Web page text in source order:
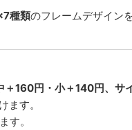
種類のフレームデザイン
＋160円・小＋140円、サ
ます。
す。